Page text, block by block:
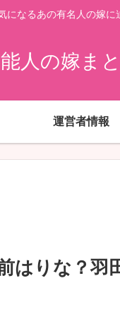
になるあの有名人の嫁に
人の嫁ま
運営者情報
はりな？羽